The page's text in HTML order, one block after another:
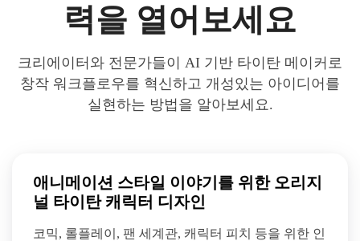
력을 열어보세요
크리에이터와 전문가들이 AI 기반 타이탄 메이커로
창작 워크플로우를 혁신하고 개성있는 아이디어를
실현하는 방법을 알아보세요.
애니메이션 스타일 이야기를 위한 오리지
널 타이탄 캐릭터 디자인
코믹, 롤플레이, 팬 세계관, 캐릭터 피치 등을 위한 인